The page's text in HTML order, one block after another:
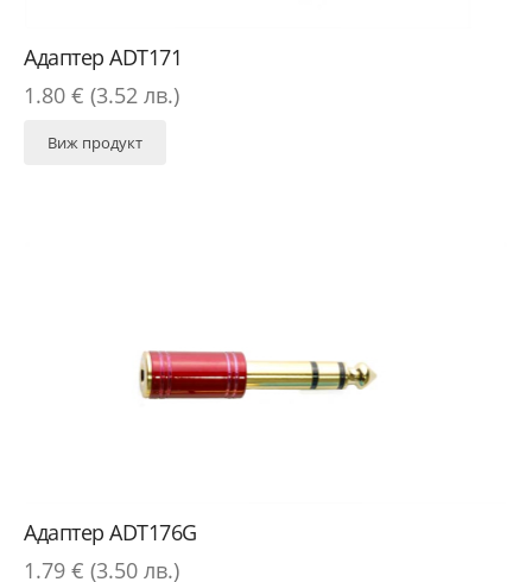
Адаптер ADT171
1.80 € (3.52 лв.)
Виж продукт
Адаптер ADT176G
1.79 € (3.50 лв.)